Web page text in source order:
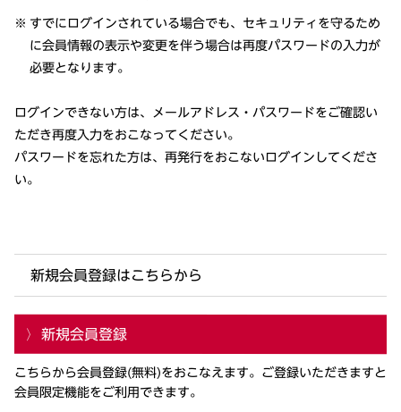
すでにログインされている場合でも、セキュリティを守るため
に会員情報の表示や変更を伴う場合は再度パスワードの入力が
必要となります。
ログインできない方は、メールアドレス・パスワードをご確認い
ただき再度入力をおこなってください。
パスワードを忘れた方は、再発行をおこないログインしてくださ
い。
新規会員登録はこちらから
新規会員登録
こちらから会員登録(無料)をおこなえます。ご登録いただきますと
会員限定機能をご利用できます。